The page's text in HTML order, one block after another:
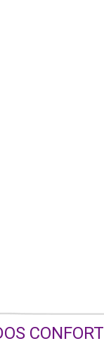
CONFORT